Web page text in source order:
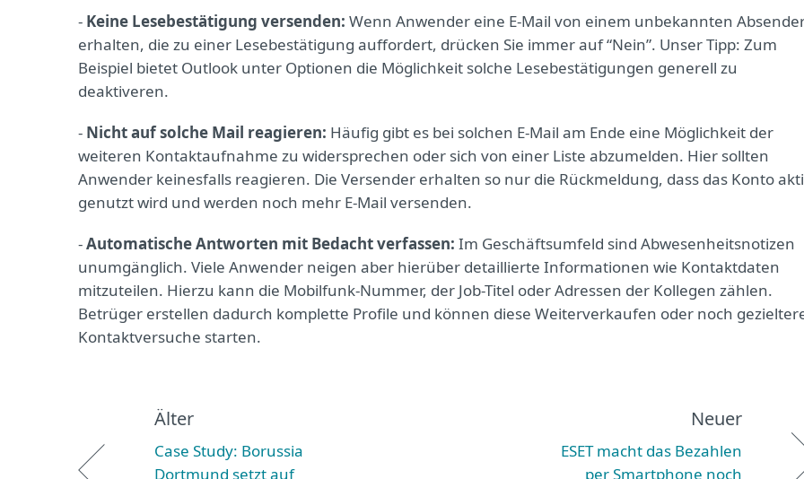
- Keine Lesebestätigung versenden: Wenn Anwender eine E-Mail von einem unbekannten
erhalten, die zu einer Lesebestätigung auffordert, drücken Sie immer auf “Nein”. Unser Tipp: Zum
Beispiel bietet Outlook unter Optionen die Möglichkeit solche Lesebestätigungen generell zu
deaktiveren.
- Nicht auf solche Mail reagieren: Häufig gibt es bei solchen E-Mail am Ende eine Möglichkeit der
weiteren Kontaktaufnahme zu widersprechen oder sich von einer Liste abzumelden. Hier sollten
Anwender keinesfalls reagieren. Die Versender erhalten so nur die Rückmeldung, dass das Konto
genutzt wird und werden noch mehr E-Mail versenden.
-Automatische Antworten mit Bedacht verfassen: Im Geschäftsumfeld sind Abwesenheitsnotizen
unumgänglich. Viele Anwender neigen aber hierüber detaillierte Informationen wie Kontaktdaten
mitzuteilen. Hierzu kann die Mobilfunk-Nummer, der Job-Titel oder Adressen der Kollegen zählen.
Betrüger erstellen dadurch komplette Profile und können diese Weiterverkaufen oder noch
Kontaktversuche starten.
Älter
Case Study: Borussia
Dortmund setzt auf
Neuer
ESET macht das Bezahlen
per Smartphone noch